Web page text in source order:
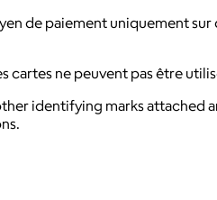
de paiement uniquement
cartes ne peuvent pas être
identifying marks attached